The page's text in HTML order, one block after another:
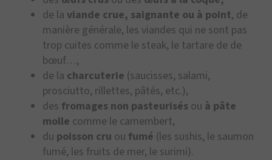
de la viande crue, saignante ou à point, de
manière générale, les viandes qui ne sont pas
trop cuites comme le steak, le tartare de de
bœuf…,
de la charcuterie (saucisses, salami,
prosciutto, rillettes, pâtés, etc.),
des fromages non pasteurisés ou à pâte
molle comme le camembert,
du poisson cru ou fumé (les sushis, le saumon
fumé, les fruits de mer, le surimi).